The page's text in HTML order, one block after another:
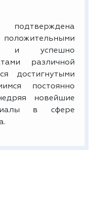
и успешно
различной
достигнутыми
постоянно
новейшие
в сфере